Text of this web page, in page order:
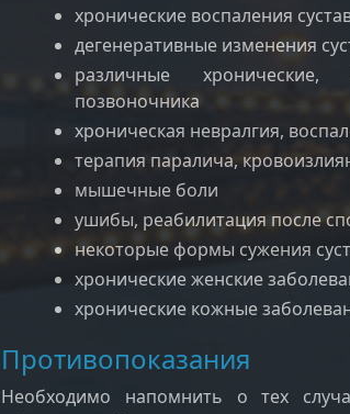
хронические воспаления
дегенеративные изменения
различные хронические,
позвоночника
хроническая невралгия,
терапия паралича,
мышечные боли
ушибы, реабилитация после
некоторые формы сужения
хронические женские
хронические кожные
Противопоказания
Необходимо напомнить о тех